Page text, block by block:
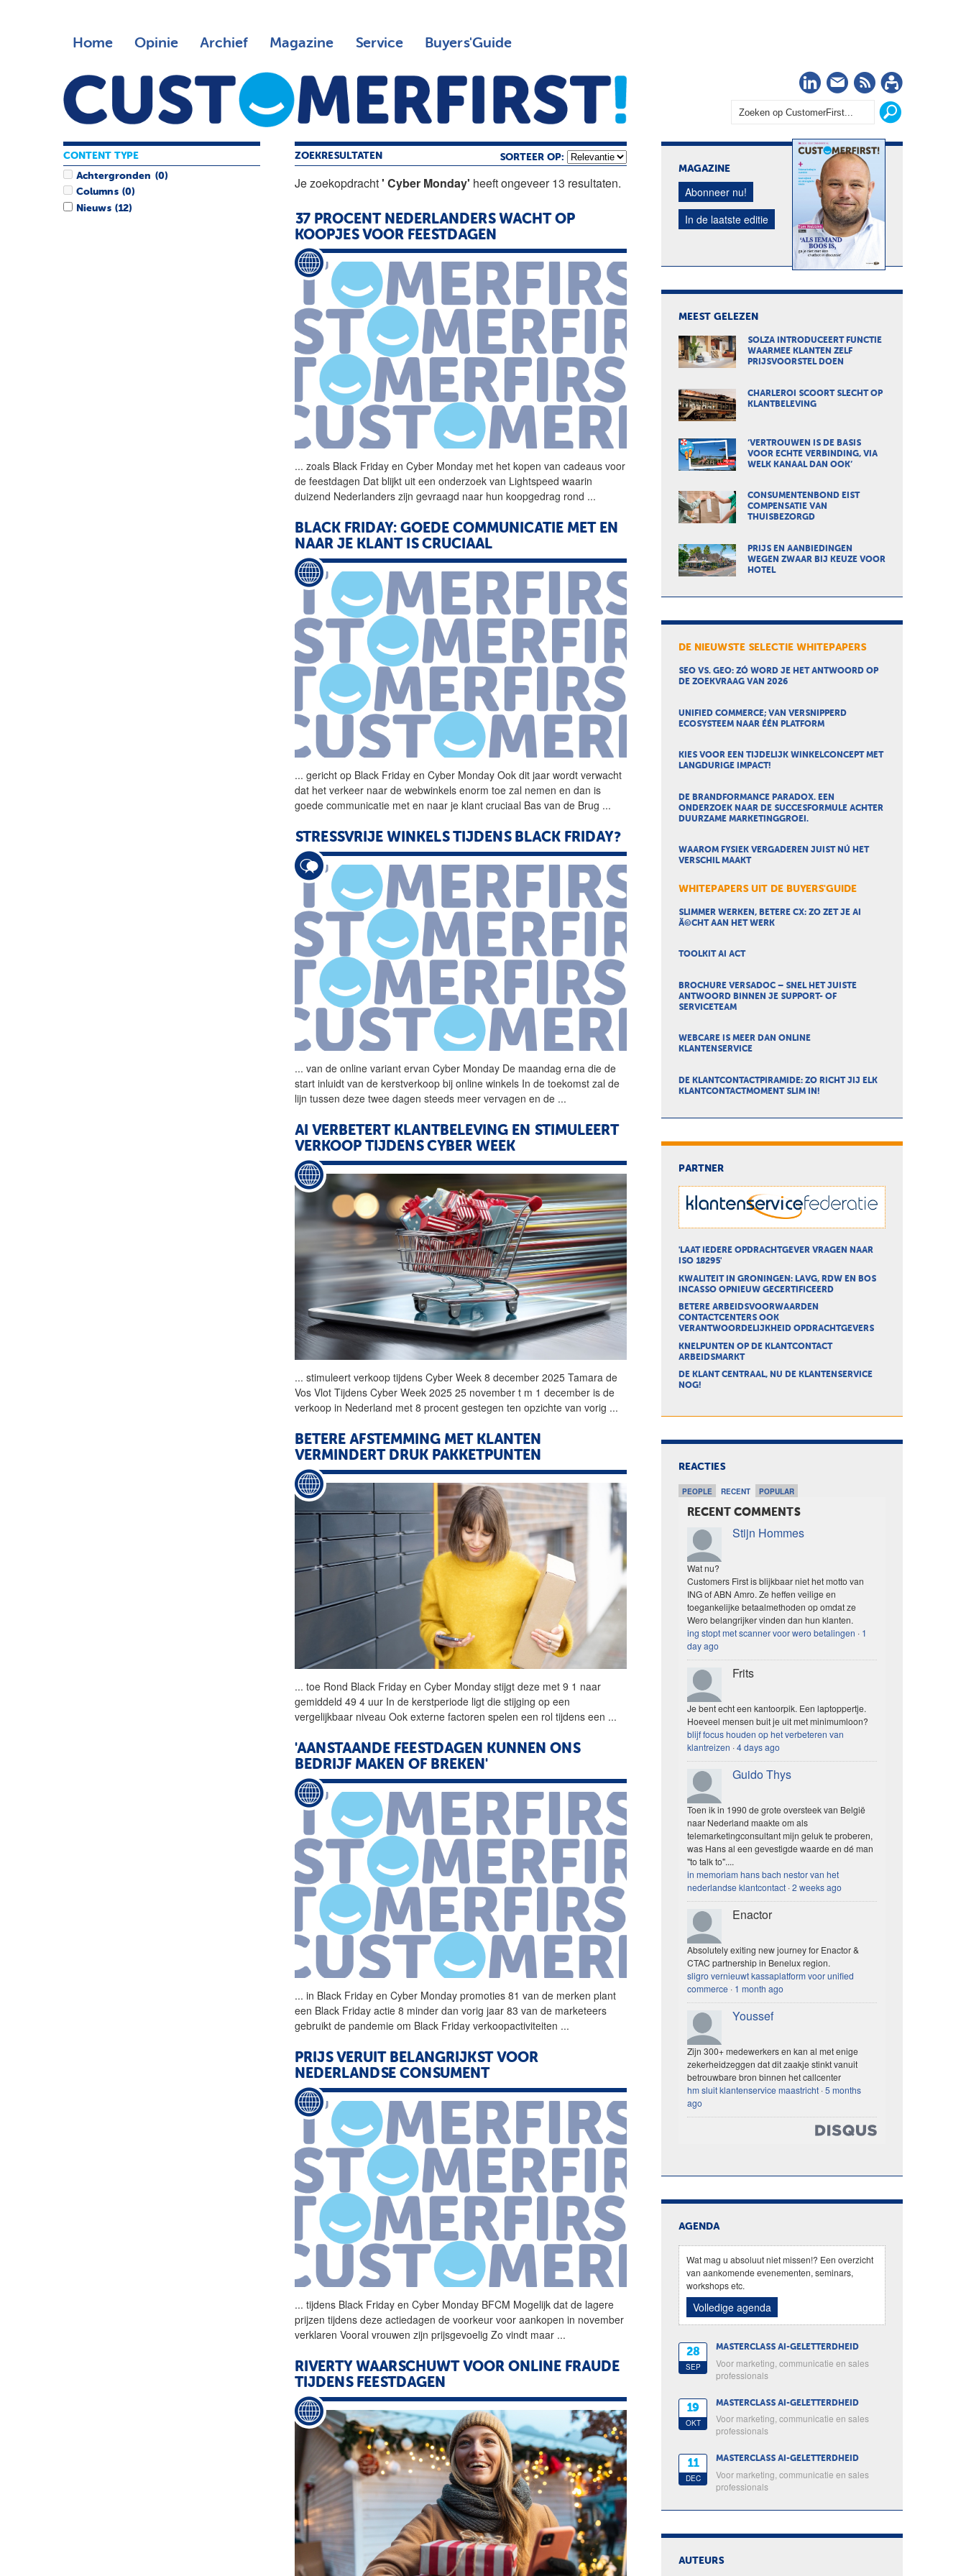
Home Opinie Archief Magazine Service Buyers'Guide
LinkedIn
Nieuwsbrief
RSS
ZOEKRESULTATEN SORTEER OP:
Je zoekopdracht' Cyber Monday' heeft ongeveer 13 resultaten.
37 PROCENT NEDERLANDERS WACHT OP
KOOPJES VOOR FEESTDAGEN
... zoals Black Friday enCyber Monday met het kopen van cadeaus voor
de feestdagen Dat blijkt uit een onderzoek van Lightspeed waarin
duizend Nederlanders zijn gevraagd naar hun koopgedrag rond ...
BLACK FRIDAY: GOEDE COMMUNICATIE MET EN
NAAR JE KLANT IS CRUCIAAL
... gericht op Black Friday enCyber Monday Ook dit jaar wordt verwacht
dat het verkeer naar de webwinkels enorm toe zal nemen en dan is
goede communicatie met en naar je klant cruciaal Bas van de Brug ...
STRESSVRIJE WINKELS TIJDENS BLACK FRIDAY?
... van de online variant ervanCyber Monday De maandag erna die de
start inluidt van de kerstverkoop bij online winkels In de toekomst zal de
lijn tussen deze twee dagen steeds meer vervagen en de ...
AI VERBETERT KLANTBELEVING EN STIMULEERT
VERKOOP TIJDENSCYBER WEEK
... stimuleert verkoop tijdensCyber Week 8 december 2025 Tamara de
Vos Vlot TijdensCyber Week 2025 25 november t m 1 december is de
verkoop in Nederland met 8 procent gestegen ten opzichte van vorig ...
BETERE AFSTEMMING MET KLANTEN
VERMINDERT DRUK PAKKETPUNTEN
... toe Rond Black Friday enCyber Monday stijgt deze met 9 1 naar
gemiddeld 49 4 uur In de kerstperiode ligt die stijging op een
vergelijkbaar niveau Ook externe factoren spelen een rol tijdens een ...
'AANSTAANDE FEESTDAGEN KUNNEN ONS
BEDRIJF MAKEN OF BREKEN'
... in Black Friday enCyber Monday promoties 81 van de merken plant
een Black Friday actie 8 minder dan vorig jaar 83 van de marketeers
gebruikt de pandemie om Black Friday verkoopactiviteiten ...
PRIJS VERUIT BELANGRIJKST VOOR
NEDERLANDSE CONSUMENT
... tijdens Black Friday enCyber Monday BFCM Mogelijk dat de lagere
prijzen tijdens deze actiedagen de voorkeur voor aankopen in november
verklaren Vooral vrouwen zijn prijsgevoelig Zo vindt maar ...
RIVERTY WAARSCHUWT VOOR ONLINE FRAUDE
TIJDENS FEESTDAGEN
CONTENT TYPE
Achtergronden (0)
Columns (0)
Nieuws (12)
MAGAZINE
Abonneer nu!
In de laatste editie
MEEST GELEZEN
SOLZA INTRODUCEERT FUNCTIE
WAARMEE KLANTEN ZELF
PRIJSVOORSTEL DOEN
CHARLEROI SCOORT SLECHT OP
KLANTBELEVING
‘VERTROUWEN IS DE BASIS
VOOR ECHTE VERBINDING, VIA
WELK KANAAL DAN OOK’
CONSUMENTENBOND EIST
COMPENSATIE VAN
THUISBEZORGD
PRIJS EN AANBIEDINGEN
WEGEN ZWAAR BIJ KEUZE VOOR
HOTEL
DE NIEUWSTE SELECTIE WHITEPAPERS
SEO VS. GEO: ZÓ WORD JE HET ANTWOORD OP
DE ZOEKVRAAG VAN 2026
UNIFIED COMMERCE; VAN VERSNIPPERD
ECOSYSTEEM NAAR ÉÉN PLATFORM
KIES VOOR EEN TIJDELIJK WINKELCONCEPT MET
LANGDURIGE IMPACT!
DE BRANDFORMANCE PARADOX. EEN
ONDERZOEK NAAR DE SUCCESFORMULE ACHTER
DUURZAME MARKETINGGROEI.
WAAROM FYSIEK VERGADEREN JUIST NÚ HET
VERSCHIL MAAKT
WHITEPAPERS UIT DE BUYERS'GUIDE
SLIMMER WERKEN, BETERE CX: ZO ZET JE AI
Ã©CHT AAN HET WERK
TOOLKIT AI ACT
BROCHURE VERSADOC – SNEL HET JUISTE
ANTWOORD BINNEN JE SUPPORT- OF
SERVICETEAM
WEBCARE IS MEER DAN ONLINE
KLANTENSERVICE
DE KLANTCONTACTPIRAMIDE: ZO RICHT JIJ ELK
KLANTCONTACTMOMENT SLIM IN!
PARTNER
'LAAT IEDERE OPDRACHTGEVER VRAGEN NAAR
ISO 18295'
KWALITEIT IN GRONINGEN: LAVG, RDW EN BOS
INCASSO OPNIEUW GECERTIFICEERD
BETERE ARBEIDSVOORWAARDEN
CONTACTCENTERS OOK
VERANTWOORDELIJKHEID OPDRACHTGEVERS
KNELPUNTEN OP DE KLANTCONTACT
ARBEIDSMARKT
DE KLANT CENTRAAL, NU DE KLANTENSERVICE
NOG!
REACTIES
PEOPLE RECENT POPULAR
RECENT COMMENTS
Stijn Hommes
Wat nu?
Customers First is blijkbaar niet het motto van
ING of ABN Amro. Ze heffen veilige en
toegankelijke betaalmethoden op omdat ze
Wero belangrijker vinden dan hun klanten.
ing stopt met scanner voor wero betalingen · 1
day ago
Frits
Je bent echt een kantoorpik. Een laptoppertje.
Hoeveel mensen buit je uit met minimumloon?
blijf focus houden op het verbeteren van
klantreizen ·4 days ago
Guido Thys
Toen ik in 1990 de grote oversteek van België
naar Nederland maakte om als
telemarketingconsultant mijn geluk te proberen,
was Hans al een gevestigde waarde en dé man
"to talk to"....
in memoriam hans bach nestor van het
nederlandse klantcontact ·2 weeks ago
Enactor
Absolutely exiting new journey for Enactor &
CTAC partnership in Benelux region.
sligro vernieuwt kassaplatform voor unified
commerce · 1 month ago
Youssef
Zijn 300+ medewerkers en kan al met enige
zekerheidzeggen dat dit zaakje stinkt vanuit
betrouwbare bron binnen het callcenter
hm sluit klantenservice maastricht ·5 months
ago
AGENDA
Wat mag u absoluut niet missen!? Een overzicht
van aankomende evenementen, seminars,
workshops etc.
Volledige agenda
28
SEP
MASTERCLASS AI-GELETTERDHEID
Voor marketing, communicatie en sales
professionals
19
OKT
MASTERCLASS AI-GELETTERDHEID
Voor marketing, communicatie en sales
professionals
11
DEC
MASTERCLASS AI-GELETTERDHEID
Voor marketing, communicatie en sales
professionals
AUTEURS